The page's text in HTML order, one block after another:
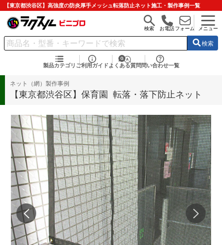
【東京都渋谷区】高強度の防炎厚手メッシュ転落防止ネット施工・製作事例一覧
検索 お電話フォーム メニュー
検索
製品カテゴリ ご利用ガイド よくある質問 問い合わせ一覧
ネット（網）製作事例
【東京都渋谷区】保育園 転落・落下防止ネット